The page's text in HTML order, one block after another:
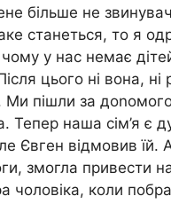
більше не
станеться, то я
у нас немає
цього ні вона,
Ми пішли за
Тепер наша сім’я є
Євген відмовив
змогла привести
чоловіка, коли